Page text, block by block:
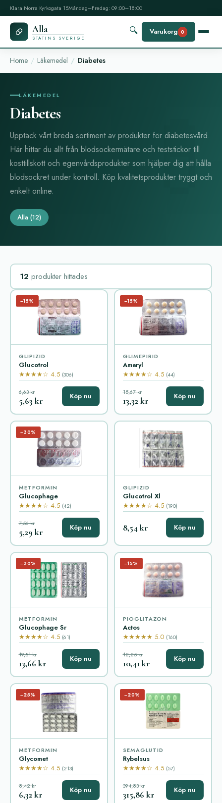
Klara Norra Kyrkogata 15Måndag–Fredag: 09:00–18:00
Alla
STATINS SVERIGE
🔍 Varukorg 0
Home Läkemedel Diabetes
LÄKEMEDEL
Diabetes
Upptäck vårt breda sortiment av produkter för diabetesvård.
Här hittar du allt från blodsockermätare och teststickor till
kosttillskott och egenvårdsprodukter som hjälper dig att hålla
blodsockret under kontroll. Köp kvalitetsprodukter tryggt och
enkelt online.
Alla (12)
12 produkter hittades
−15%
GLIPIZID
Glucotrol
★★★★☆ 4.5 (306)
6,63 kr
5,63 kr Köp nu
−15%
GLIMEPIRID
Amaryl
★★★★☆ 4.5 (44)
15,67 kr
13,32 kr Köp nu
−30%
METFORMIN
Glucophage
★★★★☆ 4.5 (42)
7,56 kr
5,29 kr Köp nu
GLIPIZID
Glucotrol Xl
★★★★☆ 4.5 (190)
8,54 kr Köp nu
−30%
METFORMIN
Glucophage Sr
★★★★☆ 4.5 (61)
19,51 kr
13,66 kr Köp nu
−15%
PIOGLITAZON
Actos
★★★★★ 5.0 (160)
12,25 kr
10,41 kr Köp nu
−25%
METFORMIN
Glycomet
★★★★☆ 4.5 (213)
8,42 kr
6,32 kr Köp nu
−20%
SEMAGLUTID
Rybelsus
★★★★☆ 4.5 (57)
394,83 kr
315,86 kr Köp nu